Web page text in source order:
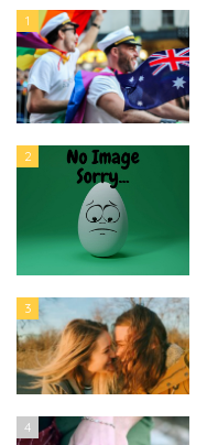
1
2
3
4